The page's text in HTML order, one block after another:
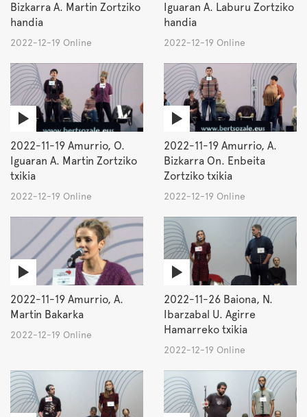
Bizkarra A. Martin Zortziko
handia
2022-12-19 Online
Iguaran A. Laburu Zortziko
handia
2022-12-19 Online
2022-11-19 Amurrio, O.
Iguaran A. Martin Zortziko
txikia
2022-12-19 Online
2022-11-19 Amurrio, A.
Bizkarra On. Enbeita
Zortziko txikia
2022-12-19 Online
2022-11-19 Amurrio, A.
Martin Bakarka
2022-12-19 Online
2022-11-26 Baiona, N.
Ibarzabal U. Agirre
Hamarreko txikia
2022-12-19 Online